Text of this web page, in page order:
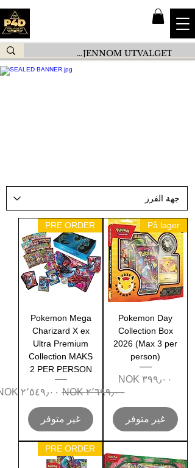
På lager
Pokemon Day
Collection Box
2026 (Max 3 per
person)
السعر
غير متوفر
PRE ORDER
Pokemon Mega
Charizard X ex
Ultra Premium
Collection MAKS
2 PER PERSON
سعر عادي‏٢٬٦٩٩٫٠٠ NOK سعر البيع
غير متوفر
PRE ORDER